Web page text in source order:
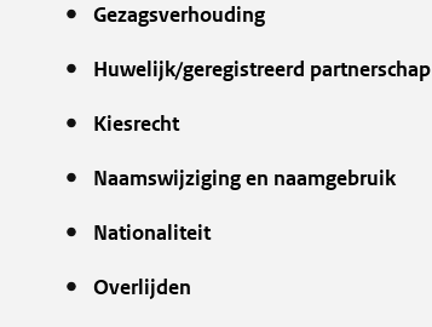
Gezagsverhouding
Huwelijk/geregistreerd partnerschap
Kiesrecht
Naamswijziging en naamgebruik
Nationaliteit
Overlijden